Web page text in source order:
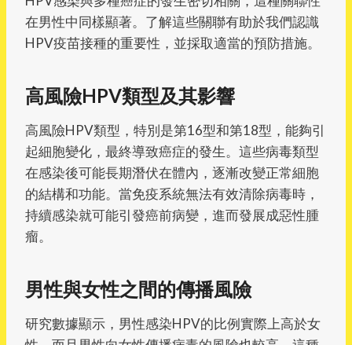
在男性中同樣顯著。了解這些關聯有助於我們認識
HPV疫苗接種的重要性，並採取適當的預防措施。
高風險HPV類型及其影響
高風險HPV類型，特別是第16型和第18型，能夠引
起細胞變化，最終導致癌症的發生。這些病毒類型
在感染後可能長期潛伏在體內，逐漸改變正常細胞
的結構和功能。當免疫系統無法有效清除病毒時，
持續感染就可能引發癌前病變，進而發展成惡性腫
瘤。
男性與女性之間的傳播風險
研究數據顯示，男性感染HPV的比例實際上高於女